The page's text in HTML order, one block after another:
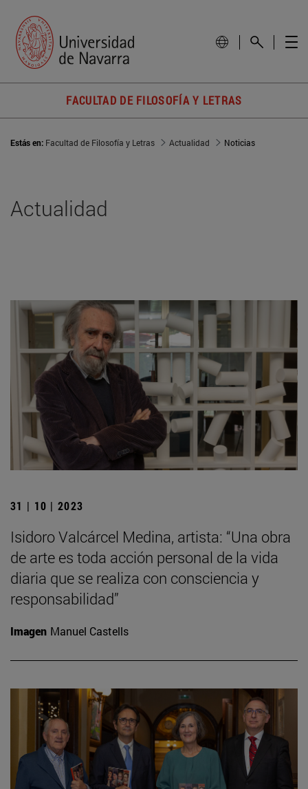
FACULTAD DE FILOSOFÍA Y LETRAS
Estás en: Facultad de Filosofía y Letras Actualidad Noticias
Actualidad
31 | 10 | 2023
Isidoro Valcárcel Medina, artista: “Una obra
de arte es toda acción personal de la vida
diaria que se realiza con consciencia y
responsabilidad”
Imagen Manuel Castells